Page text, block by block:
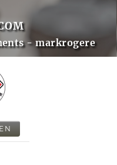
- markrogere